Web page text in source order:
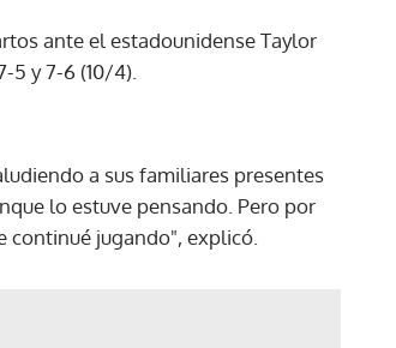
ante el estadounidense Taylor
5 y 7-6 (10/4).
a sus familiares presentes
lo estuve pensando. Pero por
continué jugando", explicó.